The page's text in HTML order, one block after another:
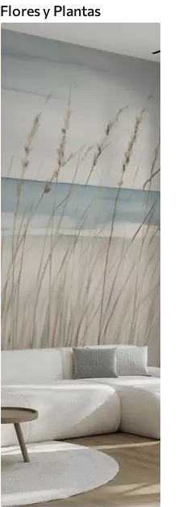
Flores y Plantas